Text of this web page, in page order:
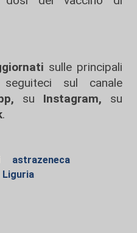
sulle principali
sul canale
su Instagram, su
.
astrazeneca
Liguria